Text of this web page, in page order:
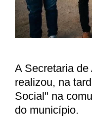
A Secretaria
realizou, na
Social" na
do município.